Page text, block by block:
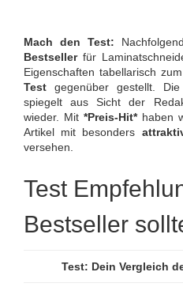
Mach den Test:
Bestsellerfür
Eigenschaften tabellarisch
Test gegenüber gestellt. Die
spiegelt aus Sicht der
wieder. Mit *Preis-Hit*haben
Artikel mit besonders
versehen.
Test
Bestseller
Test: Dein Vergleich